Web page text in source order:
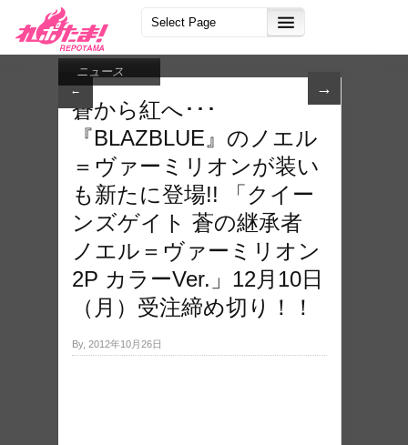
← →
ニュース
蒼から紅へ･･･
『BLAZBLUE』のノエル
＝ヴァーミリオンが装い
も新たに登場!! 「クイー
ンズゲイト 蒼の継承者
ノエル＝ヴァーミリオン
2P カラーVer.」12月10日
（月）受注締め切り！！
By, 2012年10月26日